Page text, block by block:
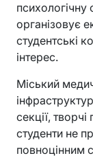
психологічну
організовує
студентські
інтерес.
Міський
секції,
студенти не
повноцінним